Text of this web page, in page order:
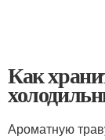
Как
Ароматную